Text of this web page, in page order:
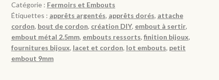
2,5mm
en
métal
argenté
ou
Catégorie : Fermoirs et Embouts
Étiquettes : apprêts argentés, apprêts dorés, attache
cordon, bout de cordon, création DIY, embout à sertir,
embout métal 2.5mm, embouts ressorts, finition bijoux,
fournitures bijoux, lacet et cordon, lot embouts, petit
embout 9mm